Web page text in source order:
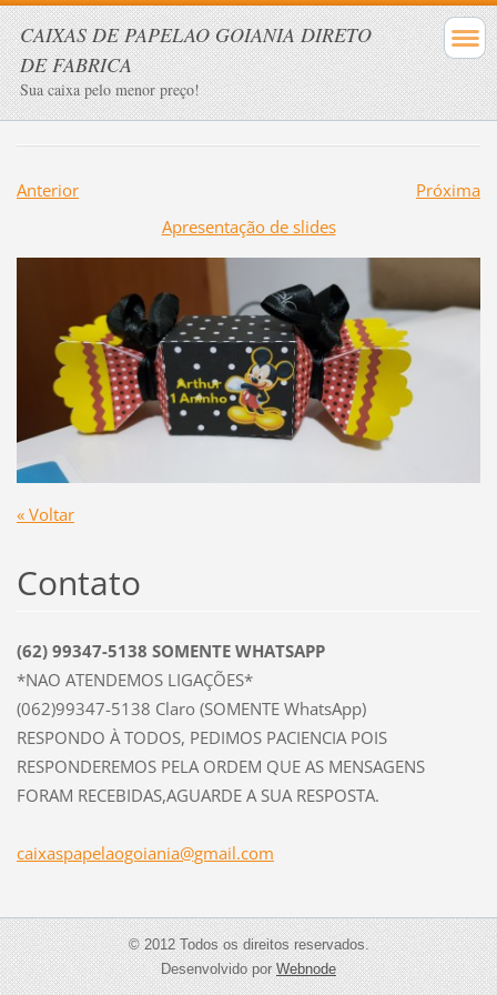
CAIXAS DE PAPELAO GOIANIA DIRETO
DE FABRICA
Sua caixa pelo menor preço!
Anterior
Próxima
Apresentação de slides
« Voltar
Contato
(62) 99347-5138 SOMENTE WHATSAPP
*NAO ATENDEMOS LIGAÇÕES*
(062)99347-5138 Claro (SOMENTE WhatsApp)
RESPONDO À TODOS, PEDIMOS PACIENCIA POIS
RESPONDEREMOS PELA ORDEM QUE AS MENSAGENS
FORAM RECEBIDAS,AGUARDE A SUA RESPOSTA.
caixaspapelaogoiania@gmail.com
© 2012 Todos os direitos reservados.
Desenvolvido porWebnode